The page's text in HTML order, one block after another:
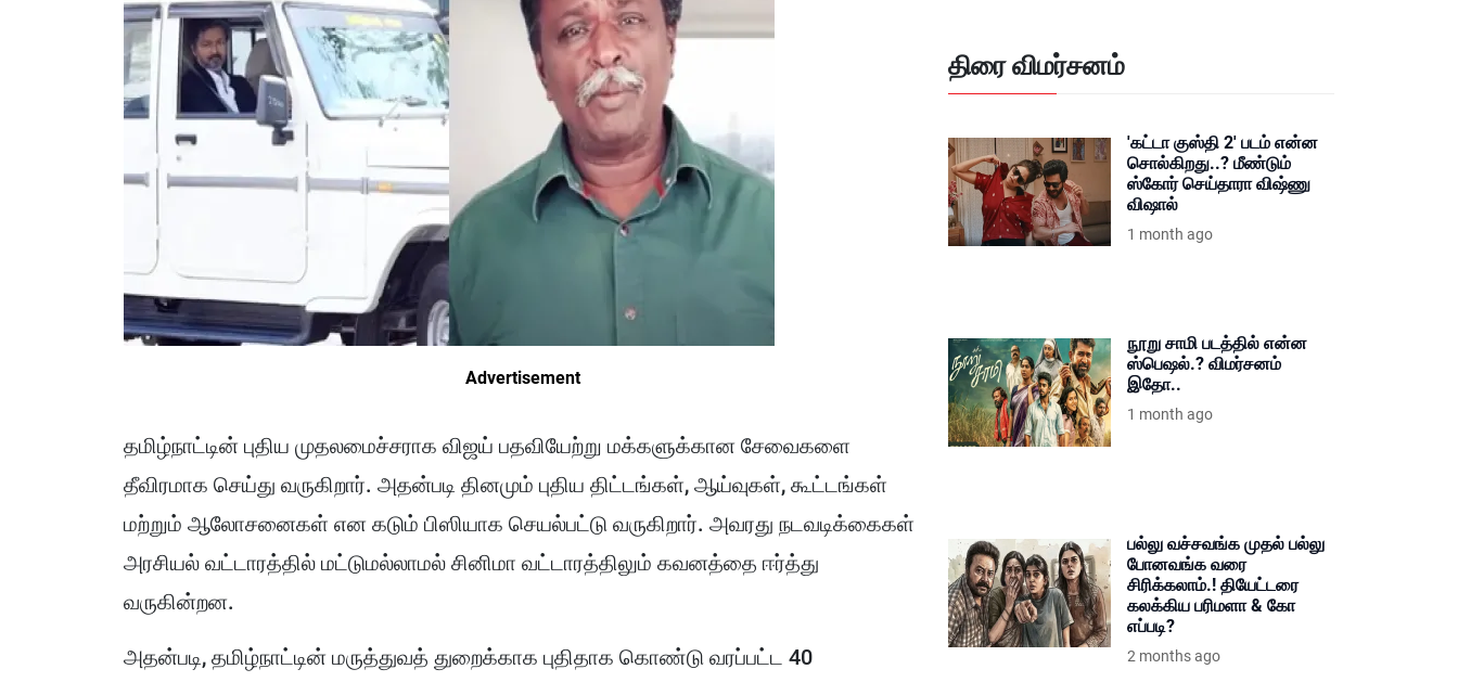
Advertisement
தமிழ்நாட்டின் புதிய முதலமைச்சராக விஜய் பதவியேற்று மக்களுக்கான சேவைகளை
தீவிரமாக செய்து வருகிறார். அதன்படி தினமும் புதிய திட்டங்கள், ஆய்வுகள், கூட்டங்கள்
மற்றும் ஆலோசனைகள் என கடும் பிஸியாக செயல்பட்டு வருகிறார். அவரது நடவடிக்கைகள்
அரசியல் வட்டாரத்தில் மட்டுமல்லாமல் சினிமா வட்டாரத்திலும் கவனத்தை ஈர்த்து
வருகின்றன.
அதன்படி, தமிழ்நாட்டின் மருத்துவத் துறைக்காக புதிதாக கொண்டு வரப்பட்ட 40
திரை விமர்சனம்
'கட்டா குஸ்தி 2' படம் என்ன
சொல்கிறது..? மீண்டும்
ஸ்கோர் செய்தாரா விஷ்ணு
விஷால்
1 month ago
நூறு சாமி படத்தில் என்ன
ஸ்பெஷல்.? விமர்சனம்
இதோ..
1 month ago
பல்லு வச்சவங்க முதல் பல்லு
போனவங்க வரை
சிரிக்கலாம்.! தியேட்டரை
கலக்கிய பரிமளா & கோ
எப்படி?
2 months ago